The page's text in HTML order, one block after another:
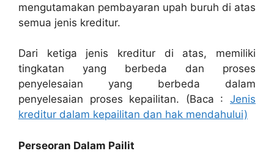
mengutamakan pembayaran upah buruh di atas
semua jenis kreditur.
Dari ketiga jenis kreditur di atas, memiliki
tingkatan yang berbeda dan proses
penyelesaian yang berbeda dalam
penyelesaian proses kepailitan. (Baca : Jenis
kreditur dalam kepailitan dan hak mendahului)
Perseoran Dalam Pailit